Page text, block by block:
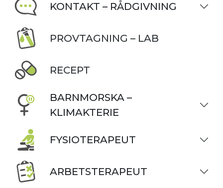
KONTAKT – RÅDGIVNING
PROVTAGNING – LAB
RECEPT
BARNMORSKA –
KLIMAKTERIE
FYSIOTERAPEUT
ARBETSTERAPEUT